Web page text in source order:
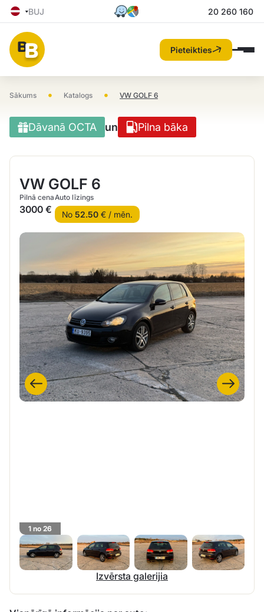
BUJ 20 260 160
Pieteikties
Sākums • Katalogs • VW GOLF 6
Dāvanā OCTA un Pilna bāka
VW GOLF 6
Pilnā cena
3000 €
Auto līzings
No 52.50€ / mēn.
1 no 26
Izvērsta galerijia